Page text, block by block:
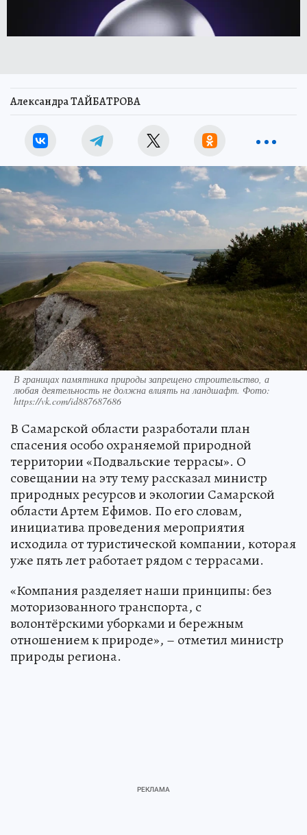
Александра ТАЙБАТРОВА
В границах памятника природы запрещено строительство, а
любая деятельность не должна влиять на ландшафт. Фото:
https://vk.com/id887687686
В Самарской области разработали план
спасения особо охраняемой природной
территории «Подвальские террасы». О
совещании на эту тему рассказал министр
природных ресурсов и экологии Самарской
области Артем Ефимов. По его словам,
инициатива проведения мероприятия
исходила от туристической компании, которая
уже пять лет работает рядом с террасами.
«Компания разделяет наши принципы: без
моторизованного транспорта, с
волонтёрскими уборками и бережным
отношением к природе», – отметил министр
природы региона.